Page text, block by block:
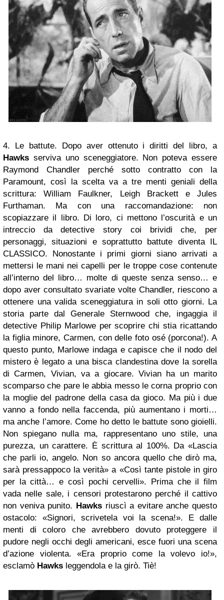
4. Le battute. Dopo aver ottenuto i diritti del libro, a
Hawks serviva uno sceneggiatore. Non poteva essere
Raymond Chandler perché sotto contratto con la
Paramount, così la scelta va a tre menti geniali della
scrittura: William Faulkner, Leigh Brackett e Jules
Furthaman. Ma con una raccomandazione: non
scopiazzare il libro. Di loro, ci mettono l’oscurità e un
intreccio da detective story coi brividi che, per
personaggi, situazioni e soprattutto battute diventa IL
CLASSICO. Nonostante i primi giorni siano arrivati a
mettersi le mani nei capelli per le troppe cose contenute
all’interno del libro… molte di queste senza senso… e
dopo aver consultato svariate volte Chandler, riescono a
ottenere una valida sceneggiatura in soli otto giorni. La
storia parte dal Generale Sternwood che, ingaggia il
detective Philip Marlowe per scoprire chi stia ricattando
la figlia minore, Carmen, con delle foto osé (porcona!). A
questo punto, Marlowe indaga e capisce che il nodo del
mistero è legato a una bisca clandestina dove la sorella
di Carmen, Vivian, va a giocare. Vivian ha un marito
scomparso che pare le abbia messo le corna proprio con
la moglie del padrone della casa da gioco. Ma più i due
vanno a fondo nella faccenda, più aumentano i morti…
ma anche l’amore. Come ho detto le battute sono gioielli.
Non spiegano nulla ma, rappresentano uno stile, una
purezza, un carattere. È scrittura al 100%. Da «Lascia
che parli io, angelo. Non so ancora quello che dirò ma,
sarà pressappoco la verità» a «Così tante pistole in giro
per la città… e così pochi cervelli». Prima che il film
vada nelle sale, i censori protestarono perché il cattivo
non veniva punito. Hawksriuscì a evitare anche questo
ostacolo: «Signori, scrivetela voi la scena!». E dalle
menti di coloro che avrebbero dovuto proteggere il
pudore negli occhi degli americani, esce fuori una scena
d’azione violenta. «Era proprio come la volevo io!»,
esclamò Hawks leggendola e la girò. Tiè!